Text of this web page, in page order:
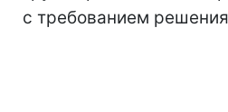
с требованием